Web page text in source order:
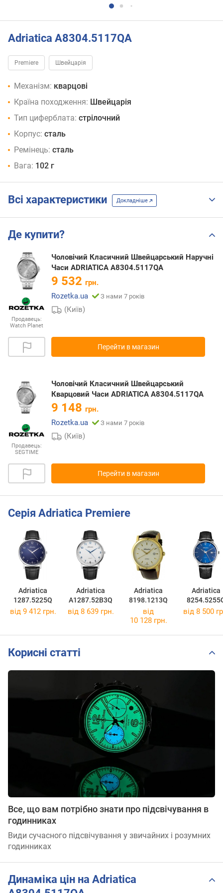
Adriatica A8304.5117QA
Premiere Швейцарія
Механізм: кварцові
Країна походження: Швейцарія
Тип циферблата: стрілочний
Корпус: сталь
Ремінець: сталь
Вага: 102 г
Всі характеристики Докладніше
Де купити?
Продавець:
Watch Planet
Чоловічий Класичний Швейцарський Наручні
Часи ADRIATICA A8304.5117QA
9 532 грн.
Rozetka.ua
З нами 7 років
(Київ)
Перейти в магазин
Продавець:
SEGTIME
Чоловічий Класичний Швейцарський
Кварцовий Часи ADRIATICA A8304.5117QA
9 148 грн.
Rozetka.ua
З нами 7 років
(Київ)
Перейти в магазин
Серія Adriatica Premiere
Adriatica
1287.5225Q
Adriatica
A1287.52B3Q
Adriatica
8198.1213Q
Adriatica
від 9 412 грн. від 8 639 грн.
від
10 128 грн.
від 8 500
Корисні статті
Все, що вам потрібно знати про підсвічування в
годинниках
Види сучасного підсвічування у звичайних і розумних
годинниках
Динаміка цін на Adriatica